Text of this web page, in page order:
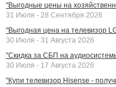
"Выгодные цены на
31 Июля - 28 Сентября 2026
"Выгодная цена на телевизор
30 Июля - 31 Августа 2026
"Скидка за СБП на
30 Июля - 17 Августа 2026
"Купи телевизор Hisense -